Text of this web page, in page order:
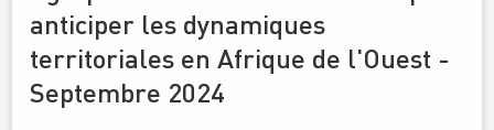
anticiper les dynamiques
territoriales en Afrique de l'Ouest -
Septembre 2024